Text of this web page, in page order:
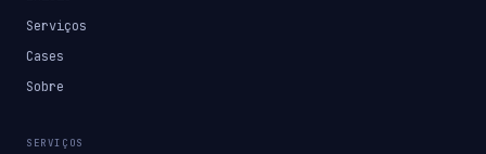
Serviços
Cases
Sobre
SERVIÇOS